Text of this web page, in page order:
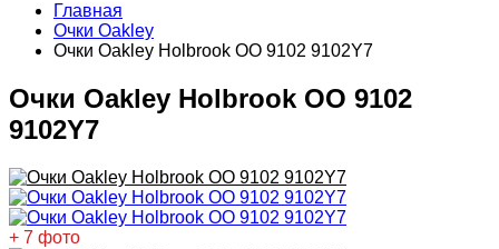
Главная
Очки Oakley
Очки Oakley Holbrook OO 9102 9102Y7
Очки Oakley Holbrook OO 9102
9102Y7
+ 7 фото